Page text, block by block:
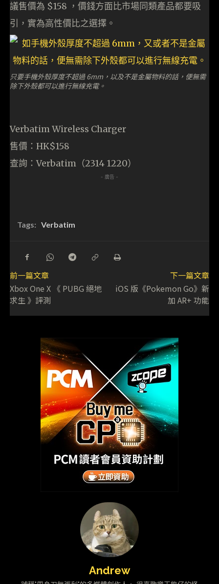
議售價為 $158 ，價錢方面比市場同類產品都要吸
引，實為高性價比之選擇。
只要手機外殼厚度不超過 6mm，以及不是金屬物料的話，便無需
除下外殼都可以進行無線充電。
Verbatim Wireless Charger
售價：HK$158
查詢：Verbatim（2314 1220）
- 廣告 -
Tags: Verbatim
前一篇文章
Xbox One X 《 PUBG 絕地
求生 》評測
下一篇文章
iOS 版《Pokemon Go》新
加 AR+ 功能
Andrew